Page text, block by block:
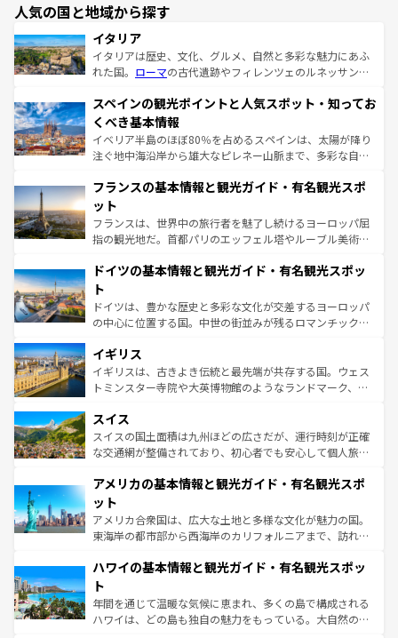
人気の国と地域から探す
イタリア
イタリアは歴史、文化、グルメ、自然と多彩な魅力にあふ
れた国。 ローマの古代遺跡やフィレンツェのルネッサンス
ろん、トスカーナの美しい田園風景やアマルフィ海岸の絶
景など、自然景観も見逃せない。観光の合間には、本場の
ピザやパスタなど、絶品のイタリア料理を堪能することも
できる。朝目覚めてから夜眠るまで、すべての瞬間を楽し
なお、新着のイタリア情報はコンテンツ一覧を参照してほ
しい。
スペインの観光ポイントと人気スポット・知ってお
くべき基本情報
イベリア半島のほぼ80％を占めるスペインは、太陽が降り
注ぐ地中海沿岸から雄大なピレネー山脈まで、多彩な自然
文化が根付くこの国では、情熱的なフラメンコ、熱気あふ
れる闘牛、そして美味しいタパスが生活の一部となってい
る。首都マドリードの洗練された雰囲気や、バルセロナの
アートに溢れた街角から、地方では古代ローマ遺跡や中世
せる。地方によって風土や気候が異なるスペインはその個
ンテンツ一覧 を参照してほしい。
フランスの基本情報と観光ガイド・有名観光スポ
ット
フランスは、世界中の旅行者を魅了し続けるヨーロッパ屈
指の観光地だ。首都パリのエッフェル塔やルーブル美術館
で、幅広い魅力が詰まっている。華麗な宮殿、歴史的な大
聖堂、美しいビーチ、そして豊かな自然が、訪れる者を心
から魅了する。また、フランスは美食の国としても知ら
れ、フランス料理はユネスコ無形文化遺産にも登録されて
香り高いラベンダー畑など、多彩な楽しみ方が可能だ。さ
らに、パリ以外の地域にも魅力が溢れており、どの街角に
も豊かな歴史と文化が息づいている。パリ以外の個性あふ
を参照してほしい。
ドイツの基本情報と観光ガイド・有名観光スポッ
ト
ドイツは、豊かな歴史と多彩な文化が交差するヨーロッパ
の中心に位置する国。中世の街並みが残るロマンチック街
顔を持つこの国は、どこを歩いても飽きることがない。ベ
ルリンの文化的活気、バイエルン州のアルプスの絶景、そ
してライン川沿いのワイン畑といった風景は必見。ビール
は、お酒好きな人にはぜひ体験してほしい。 なお、新着の
ドイツ情報はコンテンツ一覧を参照してほしい。
イギリス
イギリスは、古きよき伝統と最先端が共存する国。ウェス
トミンスター寺院や大英博物館のようなランドマーク、歴
リアごとに異なる魅力がある。また、優雅なアフタヌーン
ティー、ビール好きにはたまらない英国パブ、サッカー観
戦など、本場だからこそできる体験も豊富。イギリスを旅
ンツ一覧を参照してほしい。
スイス
スイスの国土面積は九州ほどの広さだが、運行時刻が正確
な交通網が整備されており、初心者でも安心して個人旅行
の建物がそのまま残る町や、スイスならではのユニークな
博物館もあり、アルプス観光だけでなく町歩きも満喫する
ことができる。国民の所得が高いため物価も高いが、旅行
者向けの交通パス提供のサービスもあり、うまく活用すれ
着のスイス情報はコンテンツ一覧を参照してほしい。
アメリカの基本情報と観光ガイド・有名観光スポ
ット
アメリカ合衆国は、広大な土地と多様な文化が魅力の国。
東海岸の都市部から西海岸のカリフォルニアまで、訪れる
のような巨大都市は、観光、ショッピング、エンターテイ
ンメントが詰まった刺激的なスポットだ。一方、アメリカ
西部には大自然が広がり、グランドキャニオンやイエロー
ストーン国立公園といった絶景が堪能できる。さらに、南
ハワイの基本情報と観光ガイド・有名観光スポッ
ト
年間を通じて温暖な気候に恵まれ、多くの島で構成される
ハワイは、どの島も独自の魅力をもっている。大自然の神